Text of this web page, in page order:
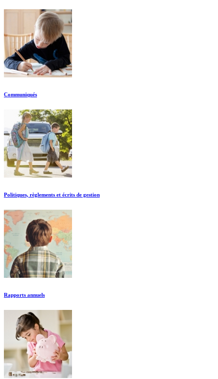
Communiqués
Politiques, règlements et écrits de gestion
Rapports annuels